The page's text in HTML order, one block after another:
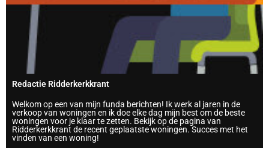
Redactie Ridderkerkkrant
Welkom op een van mijn funda berichten! Ik werk al jaren in de
verkoop van woningen en ik doe elke dag mijn best om de beste
woningen voor je klaar te zetten. Bekijk op de pagina van
Ridderkerkkrant de recent geplaatste woningen. Succes met het
vinden van een woning!